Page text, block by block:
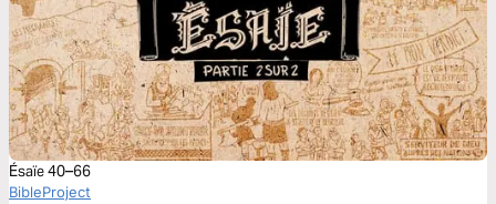
Ésaïe 40–66
BibleProject